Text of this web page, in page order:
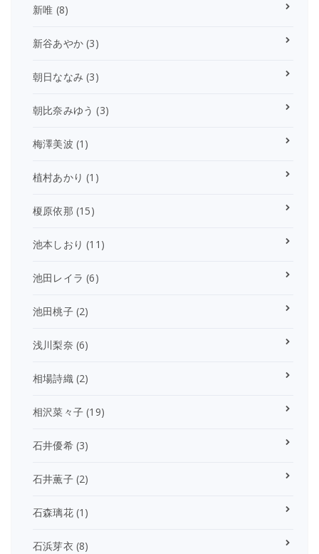
新唯 (8)
新谷あやか (3)
朝日ななみ (3)
朝比奈みゆう (3)
梅澤美波 (1)
植村あかり (1)
榎原依那 (15)
池本しおり (11)
池田レイラ (6)
池田桃子(2)
浅川梨奈 (6)
相場詩織(2)
相沢菜々子 (19)
石井優希(3)
石井薫子(2)
石森璃花(1)
石浜芽衣 (8)